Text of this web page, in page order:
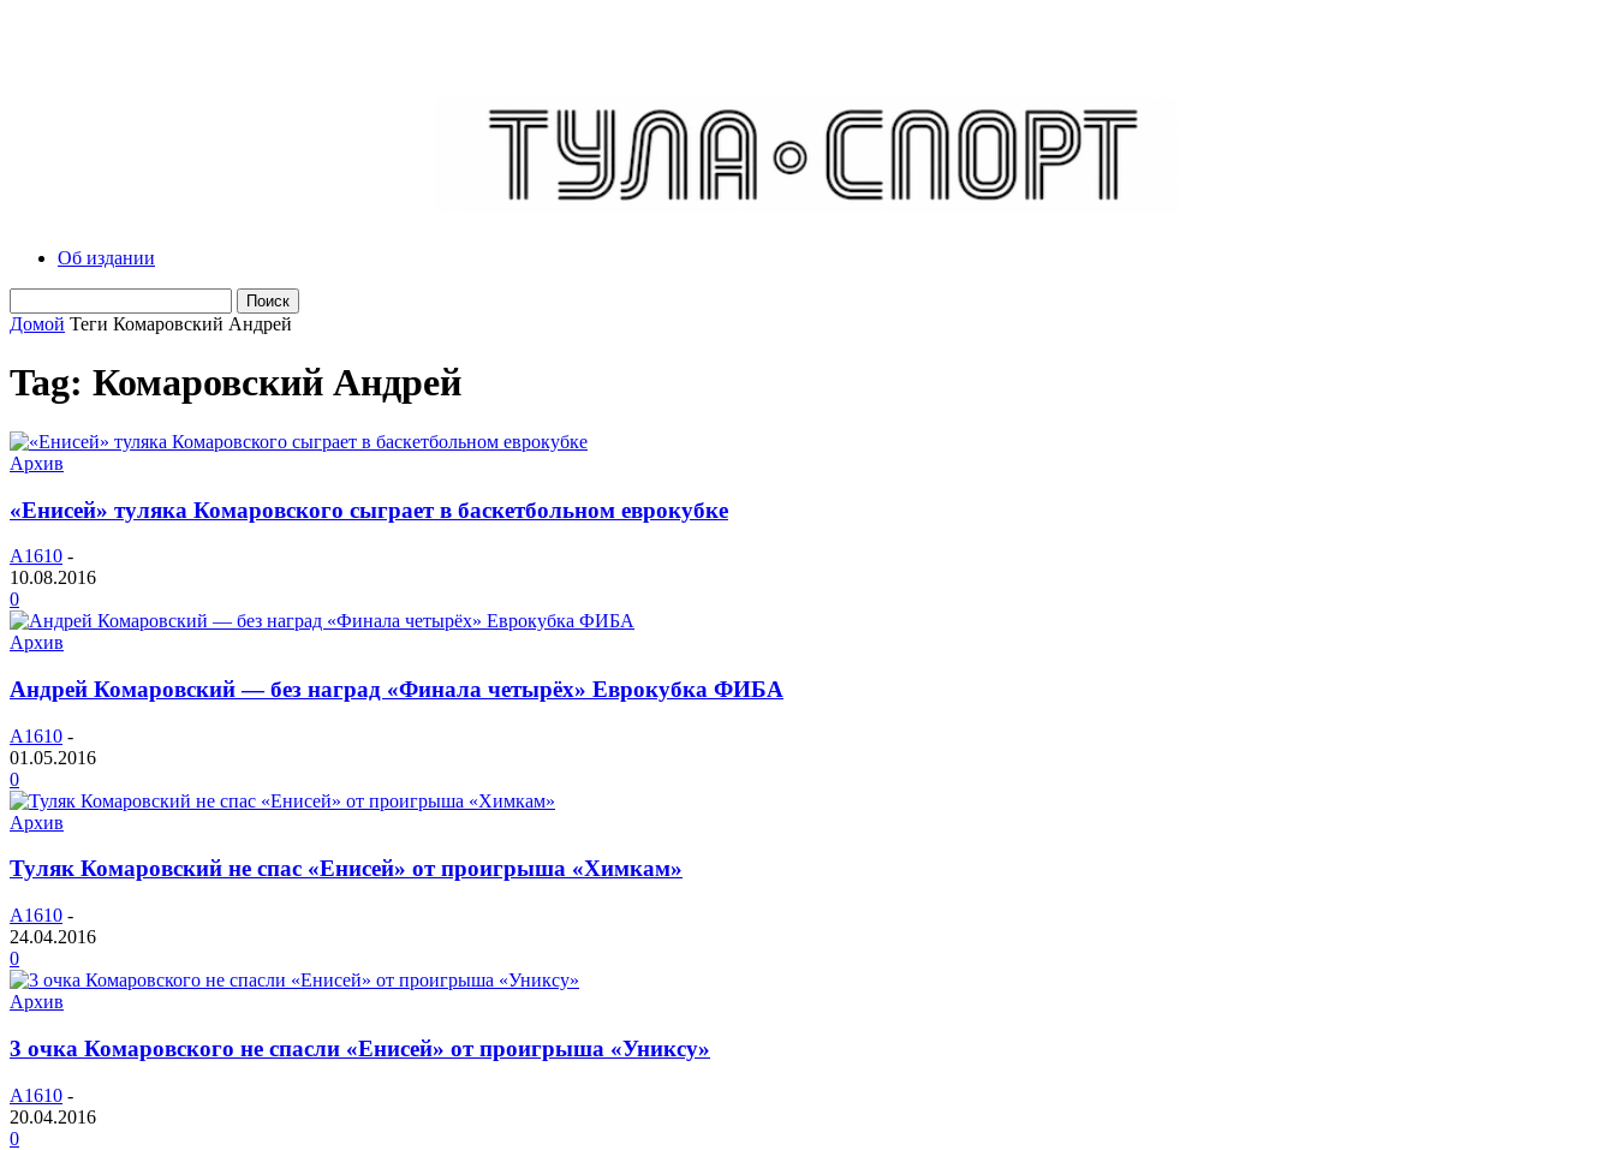
Об издании
Домой Теги Комаровский Андрей
Tag: Комаровский Андрей
Архив
«Енисей» туляка Комаровского сыграет в баскетбольном еврокубке
A1610 -
10.08.2016
0
Архив
Андрей Комаровский — без наград «Финала четырёх» Еврокубка ФИБА
A1610 -
01.05.2016
0
Архив
Туляк Комаровский не спас «Енисей» от проигрыша «Химкам»
A1610 -
24.04.2016
0
Архив
3 очка Комаровского не спасли «Енисей» от проигрыша «Униксу»
A1610 -
20.04.2016
0